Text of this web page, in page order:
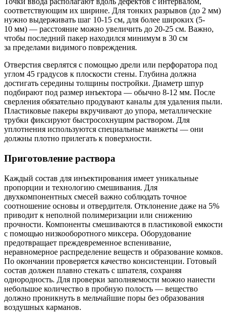
соответствующим их ширине. Для тонких разрывов (до 2 мм)
нужно выдерживать шаг 10-15 см, для более широких (5-
10 мм) — расстояние можно увеличить до 20-25 см. Важно,
чтобы последний пакер находился минимум в 30 см
за пределами видимого повреждения.
Отверстия сверлятся с помощью дрели или перфоратора под
углом 45 градусов к плоскости стены. Глубина должна
достигать середины толщины постройки. Диаметр шпур
подбирают под размер инъектора — обычно 8-12 мм. После
сверления обязательно продувают каналы для удаления пыли.
Пластиковые пакеры вкручивают до упора, металлические
трубки фиксируют быстросохнущим раствором. Для
уплотнения используются специальные манжеты — они
должны плотно прилегать к поверхности.
Приготовление раствора
Каждый состав для инъектирования имеет уникальные
пропорции и технологию смешивания. Для
двухкомпонентных смесей важно соблюдать точное
соотношение основы и отвердителя. Отклонение даже на 5%
приводит к неполной полимеризации или снижению
прочности. Компоненты смешиваются в пластиковой емкости
с помощью низкооборотного миксера. Оборудование
предотвращает преждевременное вспенивание,
неравномерное распределение веществ и образование комков.
По окончании проверяется качество консистенции. Готовый
состав должен плавно стекать с шпателя, сохраняя
однородность. Для проверки заполняемости можно нанести
небольшое количество в пробную полость — вещество
должно проникнуть в мельчайшие поры без образования
воздушных карманов.